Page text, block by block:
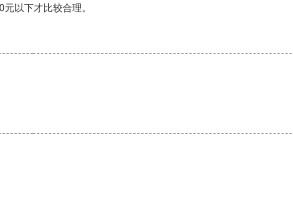
以下才比较合理。